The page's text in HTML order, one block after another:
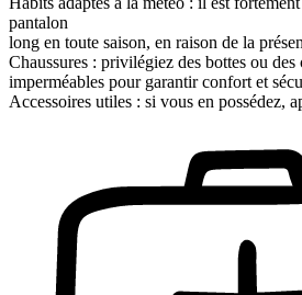
pantalon
long en toute saison, en raison de la
Chaussures : privilégiez des bottes ou des
imperméables pour garantir confort et
Accessoires utiles : si vous en possédez,